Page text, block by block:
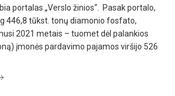
portalas „Verslo žinios“. Pasak portalo,
446,8 tūkst. tonų diamonio fosfato,
2021 metais – tuomet dėl palankios
įmonės pardavimo pajamos viršijo 526